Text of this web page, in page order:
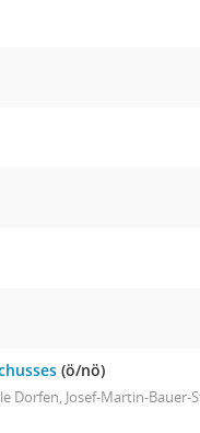
(ö/nö)
Dorfen, Josef-Martin-Bauer-